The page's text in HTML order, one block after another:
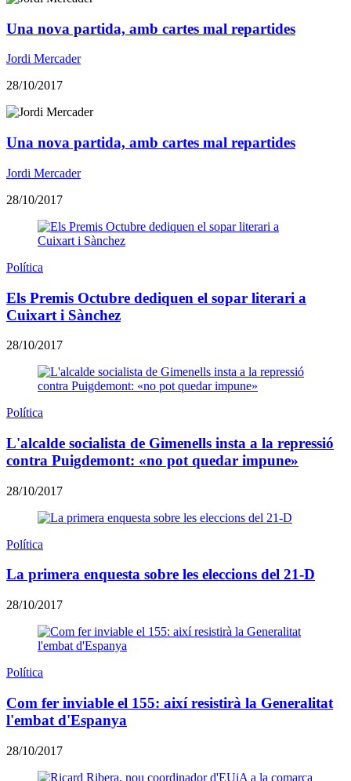
Una nova partida, amb cartes mal repartides
Jordi Mercader
28/10/2017
Una nova partida, amb cartes mal repartides
Jordi Mercader
28/10/2017
Política
Els Premis Octubre dediquen el sopar literari a
Cuixart i Sànchez
28/10/2017
Política
L'alcalde socialista de Gimenells insta a la repressió
contra Puigdemont: «no pot quedar impune»
28/10/2017
Política
La primera enquesta sobre les eleccions del 21-D
28/10/2017
Política
Com fer inviable el 155: així resistirà la Generalitat
l'embat d'Espanya
28/10/2017